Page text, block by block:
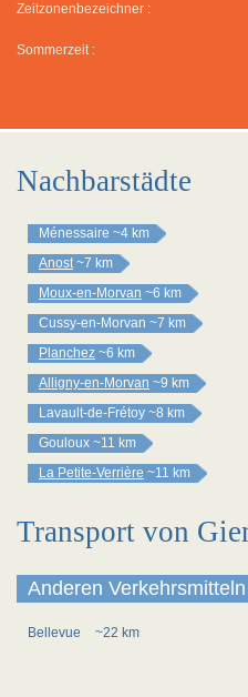
Zeitzonenbezeichner :
Sommerzeit :
Nachbarstädte
Ménessaire ~4 km
Anost ~7 km
Moux-en-Morvan ~6 km
Cussy-en-Morvan ~7 km
Planchez ~6 km
Alligny-en-Morvan ~9 km
Lavault-de-Frétoy ~8 km
Gouloux ~11 km
La Petite-Verrière ~11 km
Transport von
Anderen Verkehrsmitteln
Bellevue ~22 km